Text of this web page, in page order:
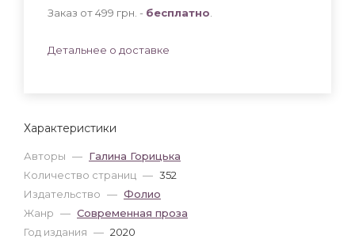
Характеристики
Авторы — Галина Горицька
Количество страниц — 352
Издательство — Фолио
Жанр — Современная проза
Год издания — 2020
Заказ от 499 грн. - бесплатно
Детальнее о доставке